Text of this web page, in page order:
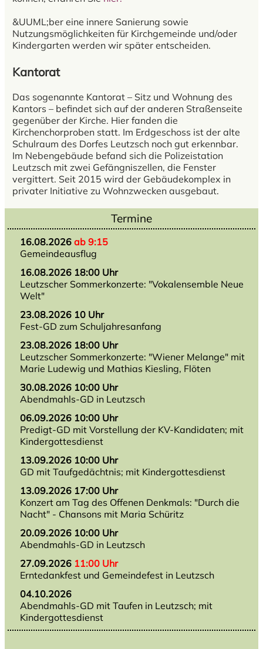
&UUML;ber eine innere Sanierung sowie
Nutzungsmöglichkeiten für Kirchgemeinde und/oder
Kindergarten werden wir später entscheiden.
Kantorat
Das sogenannte Kantorat – Sitz und Wohnung des
Kantors – befindet sich auf der anderen Straßenseite
gegenüber der Kirche. Hier fanden die
Kirchenchorproben statt. Im Erdgeschoss ist der alte
Schulraum des Dorfes Leutzsch noch gut erkennbar.
Im Nebengebäude befand sich die Polizeistation
Leutzsch mit zwei Gefängniszellen, die Fenster
vergittert. Seit 2015 wird der Gebäudekomplex in
privater Initiative zu Wohnzwecken ausgebaut.
Termine
16.08.2026 ab 9:15
Gemeindeausflug
16.08.2026 18:00 Uhr
Leutzscher Sommerkonzerte: "Vokalensemble Neue
Welt"
23.08.2026 10 Uhr
Fest-GD zum Schuljahresanfang
23.08.2026 18:00 Uhr
Leutzscher Sommerkonzerte: "Wiener Melange" mit
Marie Ludewig und Mathias Kiesling, Flöten
30.08.2026 10:00 Uhr
Abendmahls-GD in Leutzsch
06.09.2026 10:00 Uhr
Predigt-GD mit Vorstellung der KV-Kandidaten; mit
Kindergottesdienst
13.09.2026 10:00 Uhr
GD mit Taufgedächtnis; mit Kindergottesdienst
13.09.2026 17:00 Uhr
Konzert am Tag des Offenen Denkmals: "Durch die
Nacht" - Chansons mit Maria Schüritz
20.09.2026 10:00 Uhr
Abendmahls-GD in Leutzsch
27.09.2026 11:00 Uhr
Erntedankfest und Gemeindefest in Leutzsch
04.10.2026
Abendmahls-GD mit Taufen in Leutzsch; mit
Kindergottesdienst